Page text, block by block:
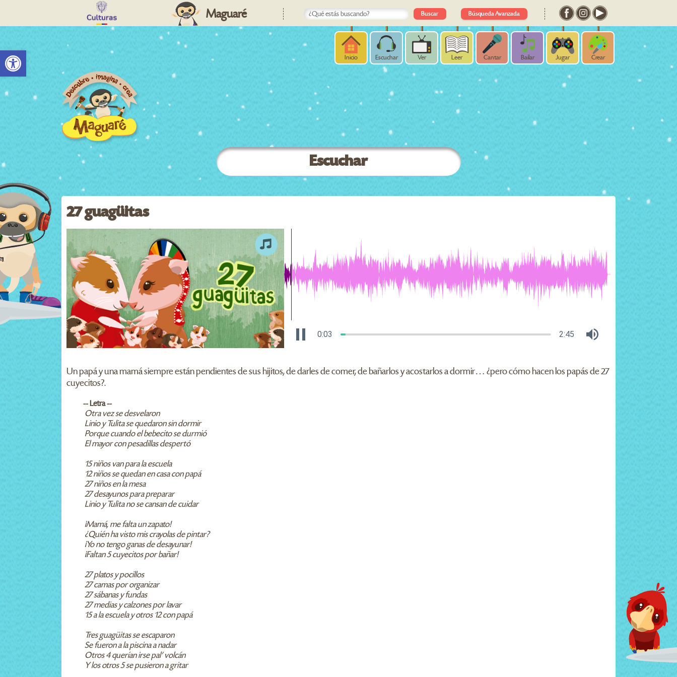
Abrir barra de herramientas
Maguaré Búsqueda Avanzada
Inicio Escuchar Ver Leer Cantar Bailar Jugar Crear
Escuchar
27 guagüitas
0:04 2:45
Un papá y una mamá siempre están pendientes de sus hijitos, de darles de comer, de bañarlos y acostarlos a dormir… ¿pero cómo hacen los papás de 27
cuyecitos?.
-- Letra --
Otra vez se desvelaron
Linio y Tulita se quedaron sin dormir
Porque cuando el bebecito se durmió
El mayor con pesadillas despertó
15 niños van para la escuela
12 niños se quedan en casa con papá
27 niños en la mesa
27 desayunos para preparar
Linio y Tulita no se cansan de cuidar
¡Mamá, me falta un zapato!
¿Quién ha visto mis crayolas de pintar?
¡Yo no tengo ganas de desayunar!
¡Faltan 5 cuyecitos por bañar!
27 platos y pocillos
27 camas por organizar
27 sábanas y fundas
27 medias y calzones por lavar
15 a la escuela y otros 12 con papá
Tres guagüitas se escaparon
Se fueron a la piscina a nadar
Otros 4 querían irse pal’ volcán
Y los otros 5 se pusieron a gritar